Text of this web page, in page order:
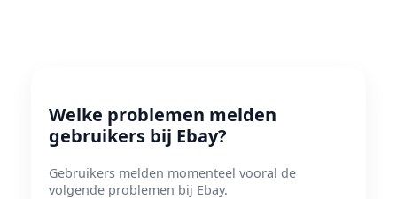
Welke problemen melden
gebruikers bij Ebay?
Gebruikers melden momenteel vooral de
volgende problemen bij Ebay.